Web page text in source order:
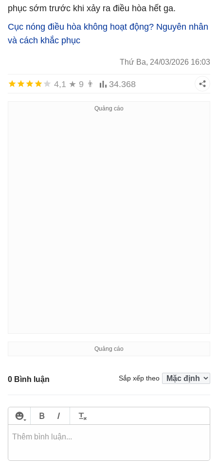
phục sớm trước khi xảy ra điều hòa hết ga.
Cục nóng điều hòa không hoạt động? Nguyên nhân
và cách khắc phục
Thứ Ba, 24/03/2026 16:03
4,1 ★ 9 👨 34.368
0 Bình luận Sắp xếp theo